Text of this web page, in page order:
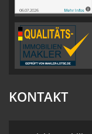
KONTAKT